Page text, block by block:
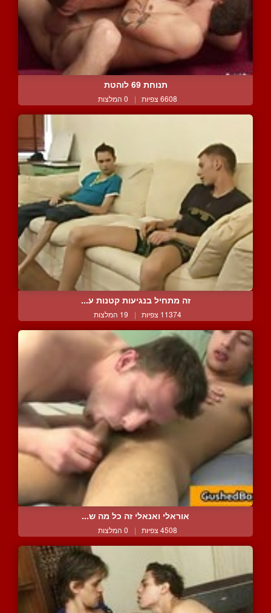
תנוחת 69 לוהטת
6608 צפיות | 0 המלצות
זה מתחיל בנגיעות קטנות ע...
11374 צפיות | 19 המלצות
אוראלי ואנאלי זה כל מה ש...
4508 צפיות | 0 המלצות